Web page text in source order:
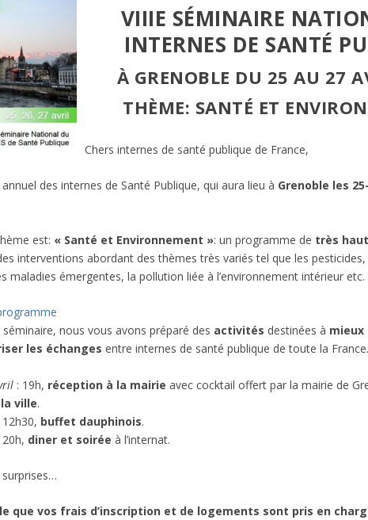
VIIIE SÉMINAIRE
INTERNES DE SANTÉ
À GRENOBLE DU 25 AU 27
THÈME: SANTÉ ET
Chers internes de santé publique de France,
des internes de Santé Publique, qui aura lieu à Grenoble les
est: « Santé et Environnement »: un programme de très
interventions abordant des thèmes très variés tel que les
maladies émergentes, la pollution liée à l’environnement intérieur etc.
nous vous avons préparé des activités destinées à
les échanges entre internes de santé publique de toute la
: 19h, réception à la mairie avec cocktail offert par la mairie de
ville.
12h30, buffet dauphinois.
20h, diner et soirée à l’internat.
surprises…
que vos frais d’inscription et de logements sont pris en